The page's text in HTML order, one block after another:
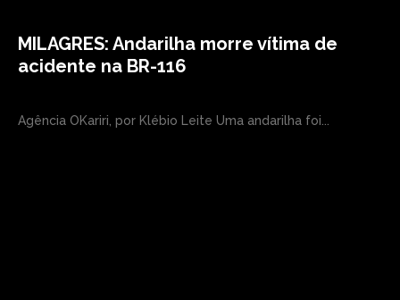
MILAGRES: Andarilha morre vítima de
acidente na BR-116
Agência OKariri, por Klébio Leite Uma andarilha foi...